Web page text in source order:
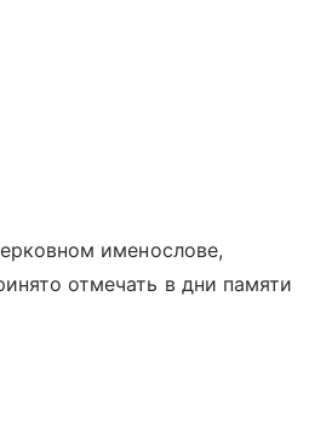
именослове,
отмечать в дни памяти